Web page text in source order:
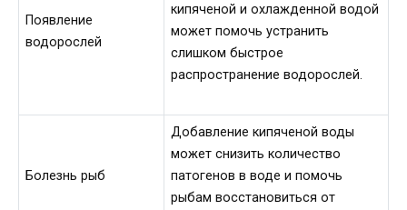
Появление
водорослей
кипяченой и охлажденной водой
может помочь устранить
слишком быстрое
распространение водорослей.
Болезнь рыб
Добавление кипяченой воды
может снизить количество
патогенов в воде и помочь
рыбам восстановиться от